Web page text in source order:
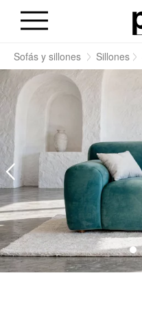
Sofás y sillones Sillones